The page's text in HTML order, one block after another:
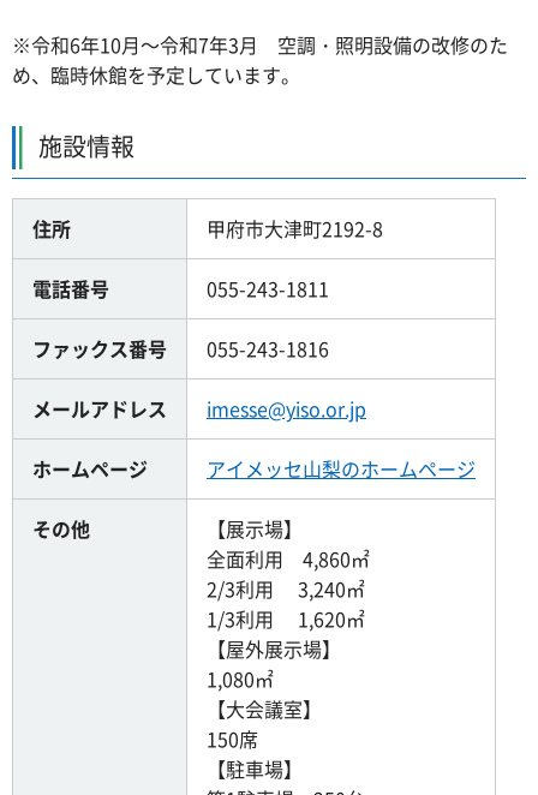
※令和6年10月～令和7年3月 空調・照明設備の改修のた
め、臨時休館を予定しています。
施設情報
住所 甲府市大津町2192-8
電話番号 055-243-1811
ファックス番号 055-243-1816
メールアドレス imesse@yiso.or.jp
ホームページ アイメッセ山梨のホームページ
その他
【展示場】
全面利用 4,860㎡
2/3利用 3,240㎡
1/3利用 1,620㎡
【屋外展示場】
1,080㎡
【大会議室】
150席
【駐車場】